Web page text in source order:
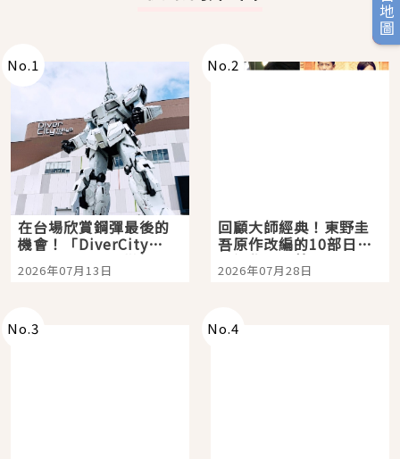
No.1
在台場欣賞鋼彈最後的
機會！「DiverCity
Tokyo Plaza」搭船、
購物、美食及夜景，一
2026年07月13日
No.2
回顧大師經典！東野圭
吾原作改編的10部日本
影視作品推薦
2026年07月28日
No.3 No.4